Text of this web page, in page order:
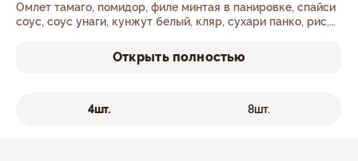
Омлет тамаго, помидор, филе минтая в панировке, спайси
соус, соус унаги, кунжут белый, кляр, сухари панко, рис,
Открыть полностью
4шт. 8шт.